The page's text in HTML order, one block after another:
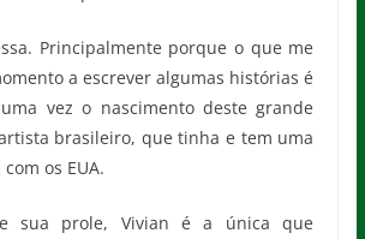
Principalmente porque o que me
a escrever algumas histórias é
vez o nascimento deste grande
brasileiro, que tinha e tem uma
os EUA.
sua prole, Vivian é a única que